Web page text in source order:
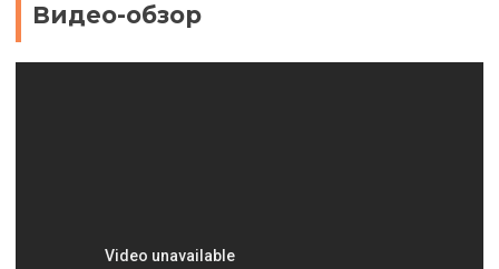
Видео-обзор